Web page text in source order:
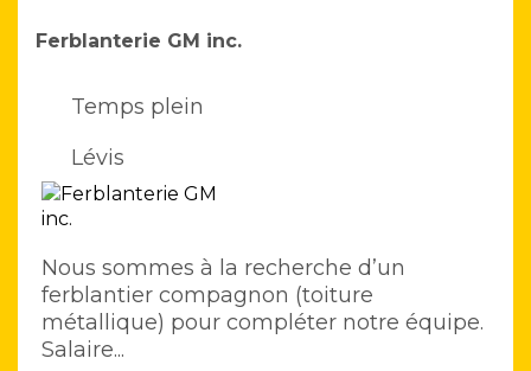
Ferblanterie GM inc.
Temps plein
Lévis
Nous sommes à la recherche d’un
ferblantier compagnon (toiture
métallique) pour compléter notre équipe.
Salaire...